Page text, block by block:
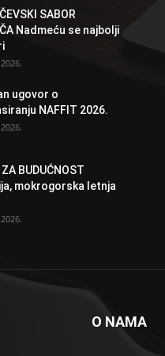
SABOR
Nadmeću se najbolji
ugovor o
NAFFIT 2026.
ZA BUDUĆNOST
mokrogorska letnja
O NAMA